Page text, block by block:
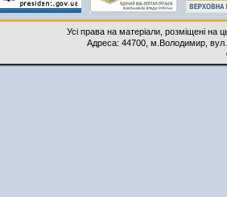
Усі права на матеріали, розміщені на
Адреса: 44700, м.Володимир,